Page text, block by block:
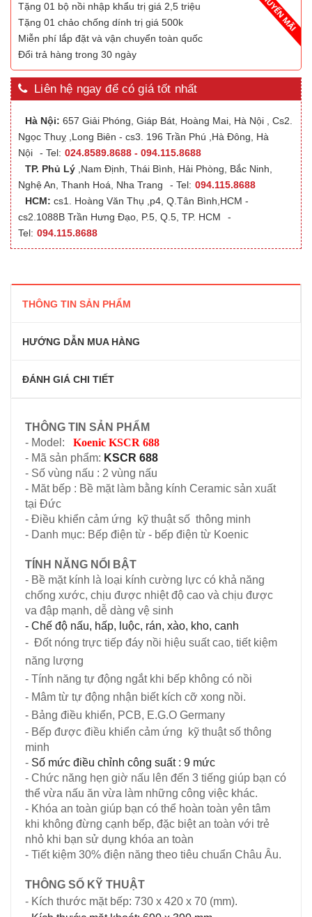
Tặng 01 bộ nồi nhập khẩu trị giá 2,5 triệu
Tặng 01 chảo chống dính trị giá 500k
Miễn phí lắp đặt và vận chuyển toàn quốc
Đổi trả hàng trong 30 ngày
Liên hệ ngay để có giá tốt nhất
Hà Nội: 657 Giải Phóng, Giáp Bát, Hoàng Mai, Hà Nội , Cs2.
Ngọc Thuỵ ,Long Biên - cs3. 196 Trần Phú ,Hà Đông, Hà
Nội
- Tel: 024.8589.8688 - 094.115.8688
TP. Phủ Lý ,Nam Định, Thái Bình, Hải Phòng, Bắc Ninh,
Nghệ An, Thanh Hoá, Nha Trang
- Tel: 094.115.8688
HCM: cs1. Hoàng Văn Thụ ,p4, Q.Tân Bình,HCM -
cs2.1088B Trần Hưng Đạo, P.5, Q.5, TP. HCM
-
Tel: 094.115.8688
THÔNG TIN SẢN PHẨM
HƯỚNG DẪN MUA HÀNG
ĐÁNH GIÁ CHI TIẾT
THÔNG TIN SẢN PHẨM
- Model:
Koenic KSCR 688
- Mã sản phẩm: KSCR 688
- Số vùng nấu : 2 vùng nấu
- Măt bếp : Bề mặt làm bằng kính Ceramic sản xuất
tại Đức
- Điều khiển cảm ứng kỹ thuật số thông minh
- Danh mục: Bếp điện từ - bếp điện từ Koenic
TÍNH NĂNG NỔI BẬT
- Bề mặt kính là loại kính cường lực có khả năng
chống xước, chịu được nhiệt độ cao và chịu được
va đập mạnh, dễ dàng vệ sinh
- Chế độ nấu, hấp, luộc, rán, xào, kho, canh
- Đốt nóng trực tiếp đáy nồi hiệu suất cao, tiết kiệm
năng lượng
- Tính năng tự động ngắt khi bếp không có nồi
- Mâm từ tự động nhận biết kích cỡ xong nồi.
- Bảng điều khiển, PCB, E.G.O Germany
- Bếp được điều khiển cảm ứng kỹ thuật số thông
minh
- Số mức điều chỉnh công suất : 9 mức
- Chức năng hẹn giờ nấu lên đến 3 tiếng giúp bạn có
thể vừa nấu ăn vừa làm những công việc khác.
- Khóa an toàn giúp bạn có thể hoàn toàn yên tâm
khi không đừng cạnh bếp, đặc biệt an toàn với trẻ
nhỏ khi bạn sử dụng khóa an toàn
- Tiết kiệm 30% điện năng theo tiêu chuẩn Châu Âu.
THÔNG SỐ KỸ THUẬT
- Kích thước mặt bếp: 730 x 420 x 70 (mm).